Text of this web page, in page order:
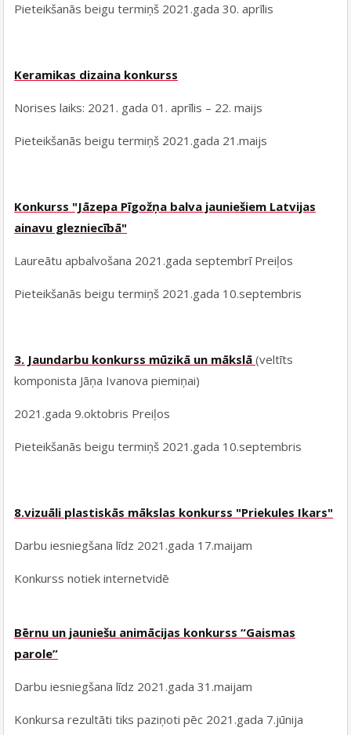
Pieteikšanās beigu termiņš 2021.gada 30. aprīlis
Keramikas dizaina konkurss
Norises laiks: 2021. gada 01. aprīlis – 22. maijs
Pieteikšanās beigu termiņš 2021.gada 21.maijs
Konkurss "Jāzepa Pīgožņa balva jauniešiem Latvijas
ainavu glezniecībā"
Laureātu apbalvošana 2021.gada septembrī Preiļos
Pieteikšanās beigu termiņš 2021.gada 10.septembris
3. Jaundarbu konkurss mūzikā un mākslā(veltīts
komponista Jāņa Ivanova piemiņai)
2021.gada 9.oktobris Preiļos
Pieteikšanās beigu termiņš 2021.gada 10.septembris
8.vizuāli plastiskās mākslas konkurss "Priekules Ikars"
Darbu iesniegšana līdz 2021.gada 17.maijam
Konkurss notiek internetvidē
Bērnu un jauniešu animācijas konkurss “Gaismas
parole”
Darbu iesniegšana līdz 2021.gada 31.maijam
Konkursa rezultāti tiks paziņoti pēc 2021.gada 7.jūnija